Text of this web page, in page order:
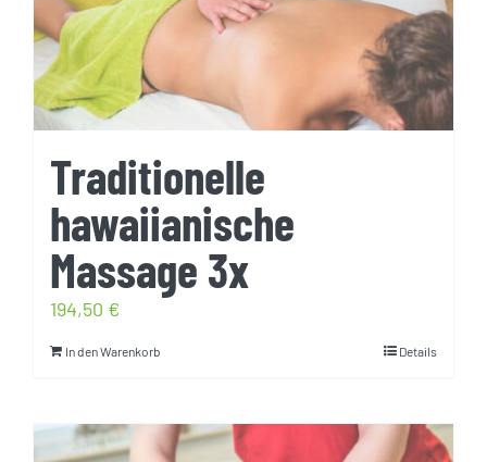
Traditionelle
hawaiianische
Massage 3x
194,50 €
In den Warenkorb Details